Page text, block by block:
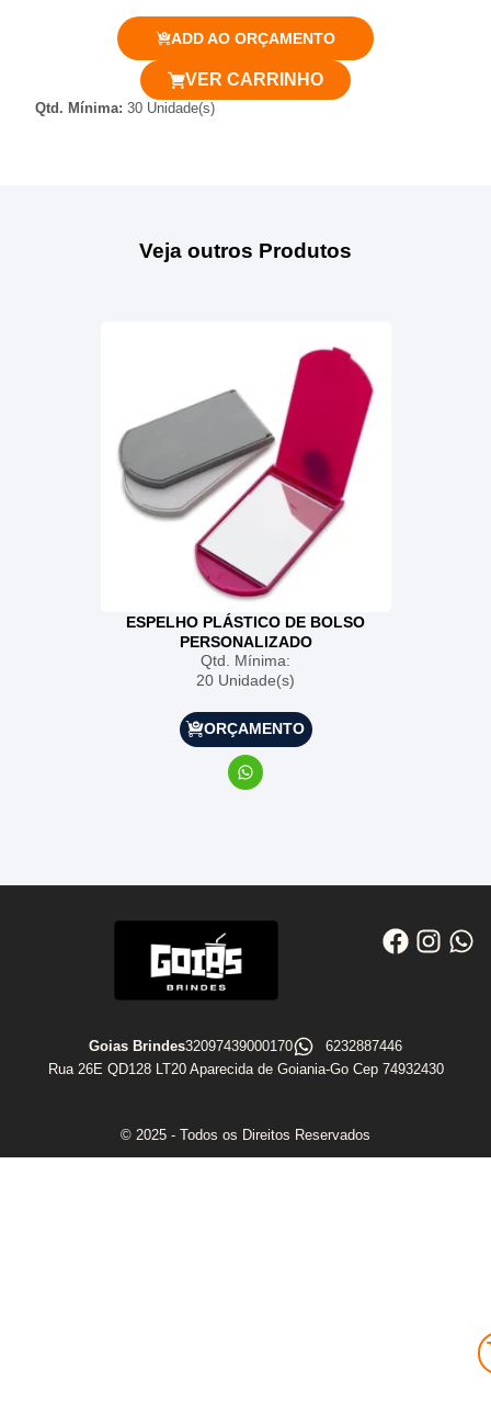
ADD AO ORÇAMENTO
VER CARRINHO
Qtd. Mínima: 30 Unidade(s)
Veja outros Produtos
ESPELHO PLÁSTICO DE BOLSO
PERSONALIZADO
Qtd. Mínima:
20 Unidade(s)
ORÇAMENTO
Goias Brindes32097439000170
6232887446
Rua 26E QD128 LT20 Aparecida de Goiania-Go Cep 74932430
© 2025 - Todos os Direitos Reservados